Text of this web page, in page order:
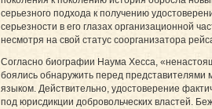
серьезного подхода к получению
серьезности в его глазах организационной
несмотря на свой статус соорганизатора
Согласно биографии Наума Хесса,
боялись обнаружить перед представителями
языком. Действительно, удостоверение
под юрисдикции добровольческих властей.